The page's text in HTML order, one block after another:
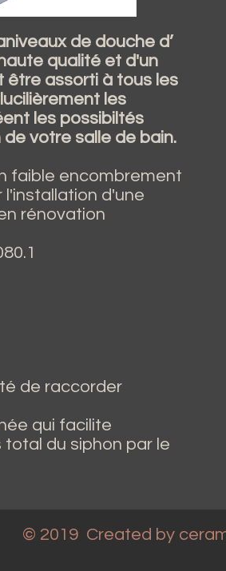
de douche d’
qualité et d'un
être assorti à tous les
les
les possibiltés
votre salle de bain.
faible encombrement
d'une
rénovation
de raccorder
qui facilite
du siphon par le
© 2019 Created by